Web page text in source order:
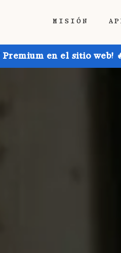
MISIÓN
Premium en el sitio